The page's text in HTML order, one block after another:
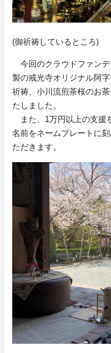
(御祈祷しているところ)
今回のクラウドファン
製の戒光寺オリジナル阿
祈祷、小川流煎茶桜のお
たしました。
また、1万円以上の支援
名前をネームプレートに
ただきます。